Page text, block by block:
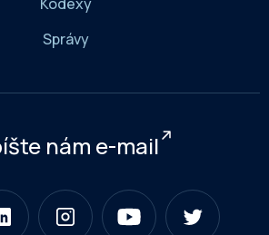
Správy
nám e-mail